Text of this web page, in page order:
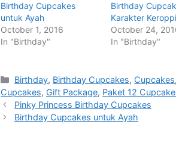
Birthday Cupcakes
untuk Ayah
October 1, 2016
In "Birthday"
Birthday
Karakter Keroppi
October 24,
In "Birthday"
Categories
Birthday, Birthday Cupcakes, Cupcakes,
Cupcakes, Gift Package, Paket 12
Pinky Princess Birthday Cupcakes
Birthday Cupcakes untuk Ayah